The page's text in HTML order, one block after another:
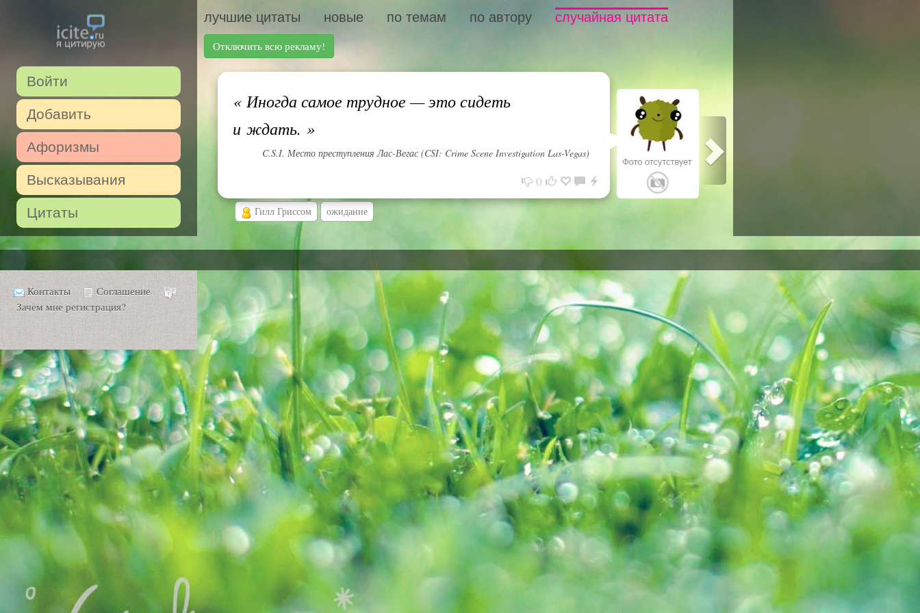
Войти
Добавить
Афоризмы
Высказывания
Цитаты
лучшие цитаты новые по темам по автору случайная цитата
Отключить всю рекламу!
«Иногда самое трудное — это сидеть
и ждать. »
C.S.I. Место преступления Лас-Вегас (CSI: Crime Scene Investigation Las-Vegas)
0
Гилл Гриссом ожидание
Контакты
Соглашение
Зачем мне регистрация?